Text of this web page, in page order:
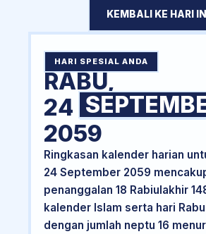
KEMBALI KE HARI INI
HARI SPESIAL ANDA
RABU,
24
2059
Ringkasan kalender harian
24 September 2059
penanggalan 18 Rabiulakhir
kalender Islam serta hari
dengan jumlah neptu 16